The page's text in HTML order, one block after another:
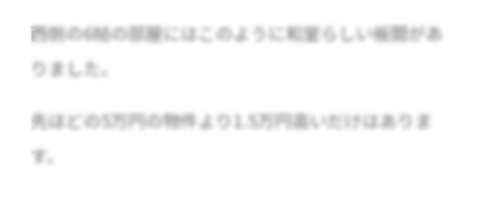
西側の6帖の部屋にはこのように和室らしい板間があ
りました。
先ほどの5万円の物件より1.5万円高いだけはありま
す。